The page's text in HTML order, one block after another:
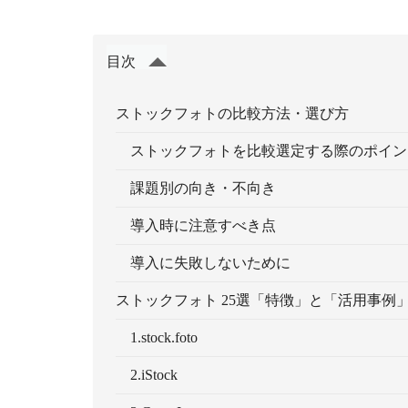
目次
ストックフォトの比較方法・選び方
ストックフォトを比較選定する際のポイ
課題別の向き・不向き
導入時に注意すべき点
導入に失敗しないために
ストックフォト 25選「特徴」と「活用事例
1.stock.foto
2.iStock